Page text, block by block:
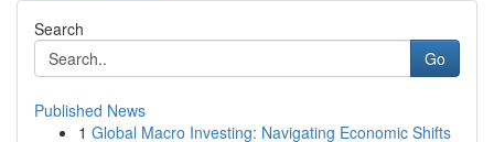
Search
Go
Published News
1 Global Macro Investing: Navigating Economic Shifts